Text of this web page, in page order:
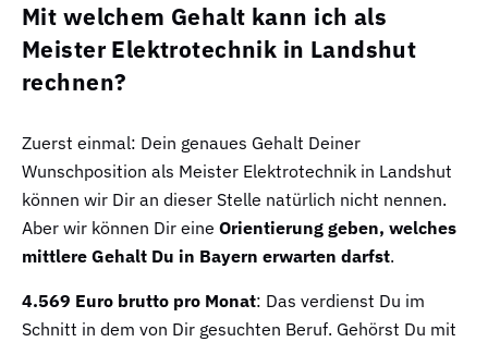
Mit welchem Gehalt kann ich als
Meister Elektrotechnik in Landshut
rechnen?
Zuerst einmal: Dein genaues Gehalt Deiner
Wunschposition als Meister Elektrotechnik in Landshut
können wir Dir an dieser Stelle natürlich nicht nennen.
Aber wir können Dir eine Orientierung geben, welches
mittlere Gehalt Du in Bayern erwarten darfst.
4.569 Euro brutto pro Monat: Das verdienst Du im
Schnitt in dem von Dir gesuchten Beruf. Gehörst Du mit